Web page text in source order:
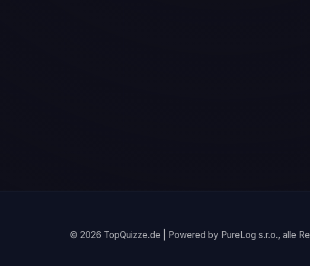
© 2026 TopQuizze.de | Powered by PureLog s.r.o., alle